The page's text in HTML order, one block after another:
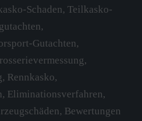
Schaden, Teilkasko-
Gutachten,
Rennkasko,
Eliminationsverfahren,
Bewertungen